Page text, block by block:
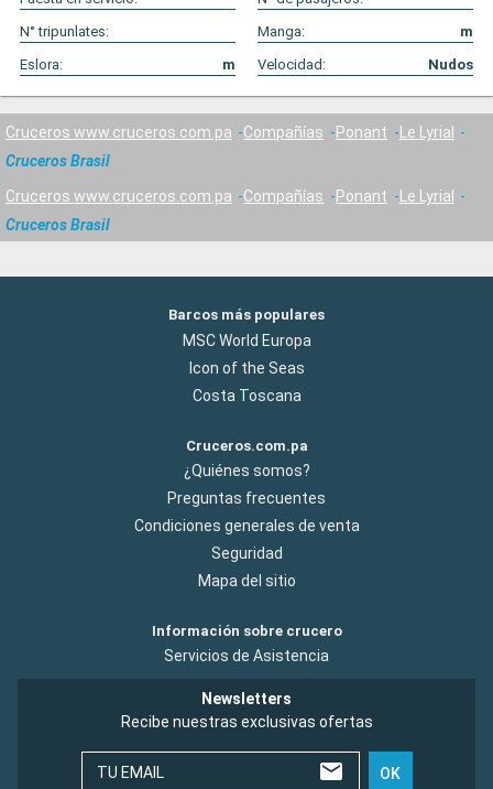
N° tripunlates:
Manga:
m
Eslora:
m Velocidad: Nudos
Cruceros www.cruceros.com.pa Compañías Ponant
Le Lyrial
Cruceros Brasil
Cruceros www.cruceros.com.pa Compañías Ponant
Le Lyrial
Cruceros Brasil
Barcos más populares
MSC World Europa
Icon of the Seas
Costa Toscana
Cruceros.com.pa
¿Quiénes somos?
Preguntas frecuentes
Condiciones generales de venta
Seguridad
Mapa del sitio
Información sobre crucero
Servicios de Asistencia
Newsletters
Recibe nuestras exclusivas ofertas
TU EMAIL OK